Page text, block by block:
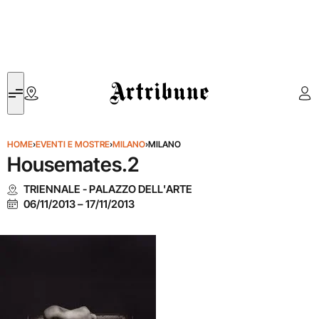
Artribune
HOME›EVENTI E MOSTRE›MILANO›MILANO
Housemates.2
TRIENNALE - PALAZZO DELL'ARTE
06/11/2013–17/11/2013